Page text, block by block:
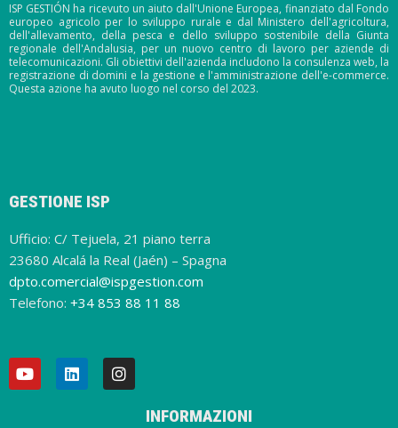
ISP GESTIÓN ha ricevuto un aiuto dall'Unione Europea, finanziato dal Fondo
europeo agricolo per lo sviluppo rurale e dal Ministero dell'agricoltura,
dell'allevamento, della pesca e dello sviluppo sostenibile della Giunta
regionale dell'Andalusia, per un nuovo centro di lavoro per aziende di
telecomunicazioni. Gli obiettivi dell'azienda includono la consulenza web, la
registrazione di domini e la gestione e l'amministrazione dell'e-commerce.
Questa azione ha avuto luogo nel corso del 2023.
GESTIONE ISP
Ufficio: C/ Tejuela, 21 piano terra
23680 Alcalá la Real (Jaén) – Spagna
dpto.comercial@ispgestion.com
Telefono: +34 853 88 11 88
INFORMAZIONI